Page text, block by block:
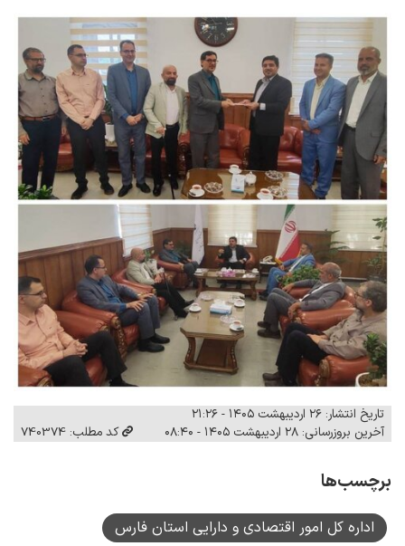
تاریخ انتشار: ۲۶ اردیبهشت ۱۴۰۵ - ۲۱:۲۶
آخرین بروزرسانی: ۲۸ اردیبهشت ۱۴۰۵ - ۰۸:۴۰
کد مطلب: 740374
برچسب‌ها
اداره کل امور اقتصادی و دارایی استان فارس